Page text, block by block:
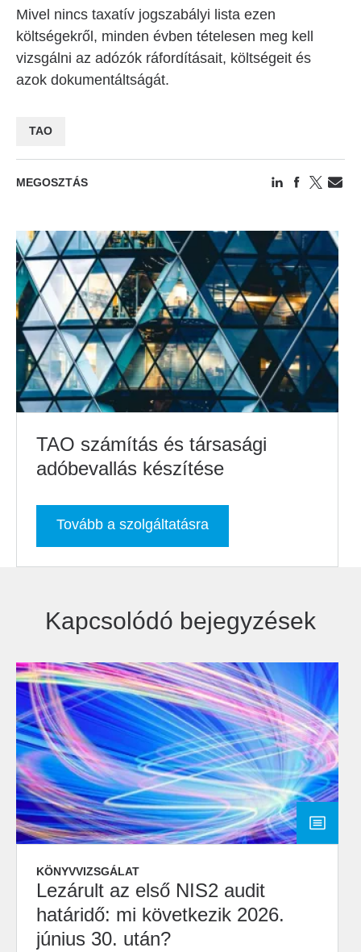
Mivel nincs taxatív jogszabályi lista ezen
költségekről, minden évben tételesen meg kell
vizsgálni az adózók ráfordításait, költségeit és
azok dokumentáltságát.
TAO
MEGOSZTÁS
TAO számítás és társasági
adóbevallás készítése
Tovább a szolgáltatásra
Kapcsolódó bejegyzések
KÖNYVVIZSGÁLAT
Lezárult az első NIS2 audit
határidő: mi következik 2026.
június 30. után?